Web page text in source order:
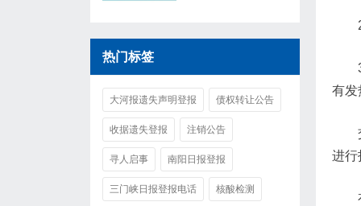
有发
进行
热门标签
大河报遗失声明登报 债权转让公告
收据遗失登报 注销公告
寻人启事 南阳日报登报
三门峡日报登报电话 核酸检测